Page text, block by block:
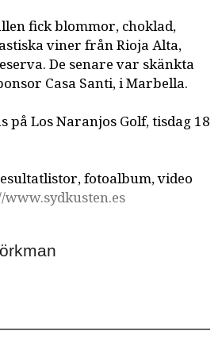
fick blommor, choklad,
viner från Rioja Alta,
De senare var skänkta
Casa Santi, i Marbella.
på Los Naranjos Golf, tisdag 18
fotoalbum, video
www.sydkusten.es